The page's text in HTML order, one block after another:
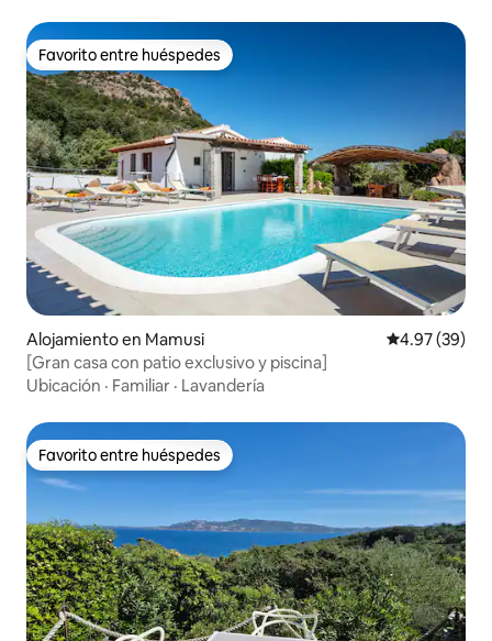
Favorito entre huéspedes
Favorito entre huéspedes
Alojamiento en Mamusi Calificación
4.97 (39)
[Gran casa con patio exclusivo y piscina]
Ubicación · Familiar · Lavandería
Favorito entre huéspedes
Favorito entre huéspedes